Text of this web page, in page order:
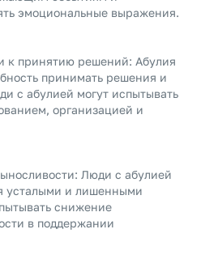
эмоциональные выражения.
к принятию решений: Абулия
принимать решения и
с абулией могут испытывать
организацией и
Люди с абулией
усталыми и лишенными
снижение
в поддержании